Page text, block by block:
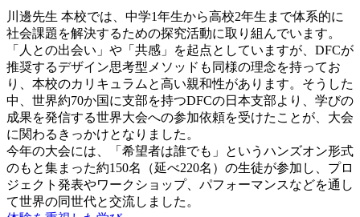
川邊先生 本校では、中学1年生から高校2年生まで体系的に
社会課題を解決するための探究活動に取り組んでいます。
「人との出会い」や「共感」を起点としていますが、DFCが
推奨するデザイン思考型メソッドも同様の理念を持ってお
り、本校のカリキュラムと高い親和性があります。そうした
中、世界約70か国に支部を持つDFCの日本支部より、学びの
成果を発信する世界大会への参加依頼を受けたことが、大会
に関わるきっかけとなりました。
今年の大会には、「希望者は誰でも」というハンズオン形式
のもと集まった約150名（延べ220名）の生徒が参加し、プロ
ジェクト発表やワークショップ、パフォーマンスなどを通し
て世界の同世代と交流しました。